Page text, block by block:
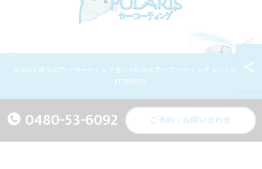
0480-53-6092 ご予約・お問い合わせ
© 2026 埼玉のカーコーティングならPOLARIS カーコーティング ALL RIGHTS
RESERVED.